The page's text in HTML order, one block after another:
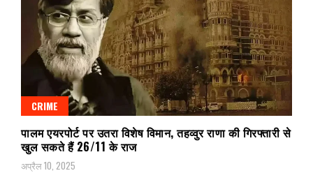
CRIME
पालम एयरपोर्ट पर उतरा विशेष विमान, तहव्वुर राणा की गिरफ्तारी से
खुल सकते हैं 26/11 के राज
अप्रैल 10, 2025